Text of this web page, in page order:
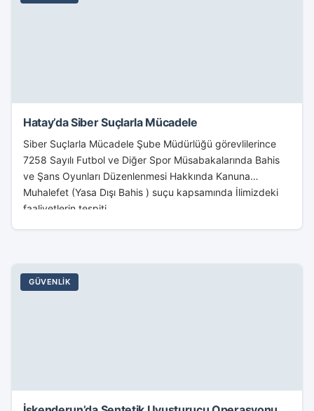
Hatay’da Siber Suçlarla Mücadele
Siber Suçlarla Mücadele Şube Müdürlüğü görevlilerince
7258 Sayılı Futbol ve Diğer Spor Müsabakalarında Bahis
ve Şans Oyunları Düzenlenmesi Hakkında Kanuna
Muhalefet (Yasa Dışı Bahis ) suçu kapsamında İlimizdeki
faaliyetlerin tespiti,...
GÜVENLIK